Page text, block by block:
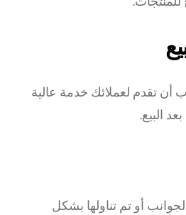
تقدم لعملائك خدمة عالية
البيع.
أو تم تناولها بشكل